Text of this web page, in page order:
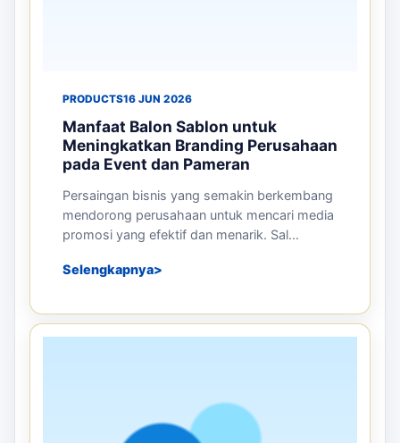
PRODUCTS16 JUN 2026
Manfaat Balon Sablon untuk
Meningkatkan Branding Perusahaan
pada Event dan Pameran
Persaingan bisnis yang semakin berkembang
mendorong perusahaan untuk mencari media
promosi yang efektif dan menarik. Sal...
Selengkapnya